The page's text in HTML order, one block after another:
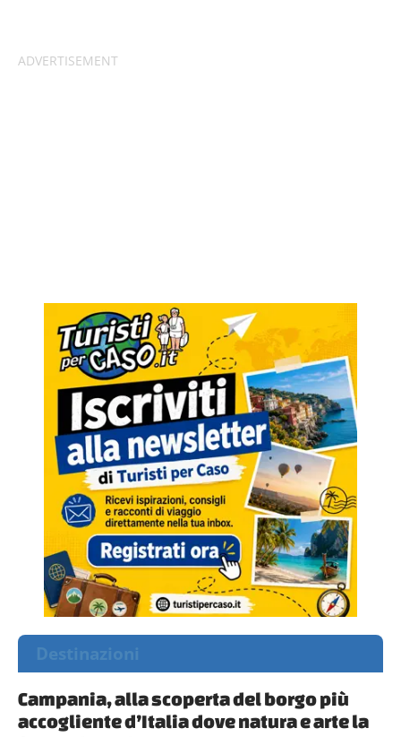
Destinazioni
Campania, alla scoperta del borgo più
accogliente d’Italia dove natura e arte la